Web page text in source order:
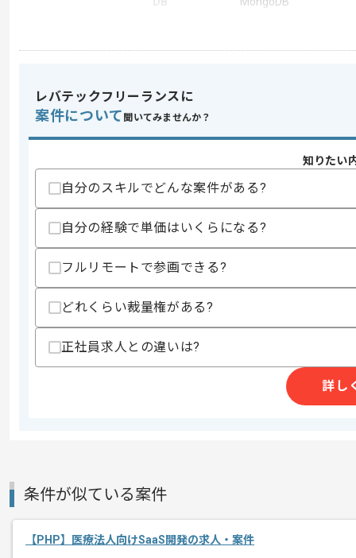
開発ツール
GitHub
求めるスキル
・Redux,React Nativeを用いた開発経験
上記に似た経験やスキルをお持ちであれば申
精算条件
精算基準時間
140時間〜180時間
レバテックフリーランスに
案件について 聞いてみませんか？
知りたい
自分のスキルでどんな案件がある?
自分の経験で単価はいくらになる?
フルリモートで参画できる?
どれくらい裁量権がある?
正社員求人との違いは?
詳し
条件が似ている案件
【PHP】医療法人向けSaaS開発の求人・案件